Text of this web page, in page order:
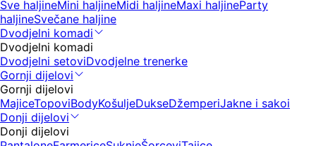
Sve haljineMini haljineMidi haljineMaxi haljineParty
haljineSvečane haljine
Dvodjelni komadi
Dvodjelni komadi
Dvodjelni setoviDvodjelne trenerke
Gornji dijelovi
Gornji dijelovi
MajiceTopoviBodyKošuljeDukseDžemperiJakne i sakoi
Donji dijelovi
Donji dijelovi